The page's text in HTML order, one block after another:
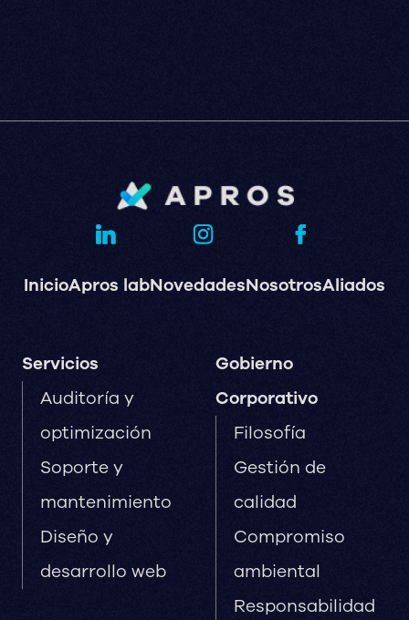
InicioApros labNovedadesNosotrosAliados
Servicios
Auditoría y
optimización
Soporte y
mantenimiento
Diseño y
desarrollo web
Gobierno
Corporativo
Filosofía
Gestión de
calidad
Compromiso
ambiental
Responsabilidad